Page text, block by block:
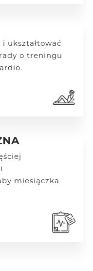
ukształtować
o treningu
miesiączka